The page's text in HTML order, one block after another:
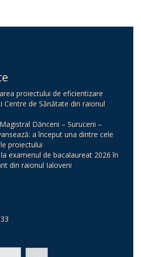
proiectului de eficientizare
Centre de Sănătate din raionul
Dănceni – Suruceni –
a început una dintre cele
proiectului
examenul de bacalaureat 2026 în
din raionul Ialoveni